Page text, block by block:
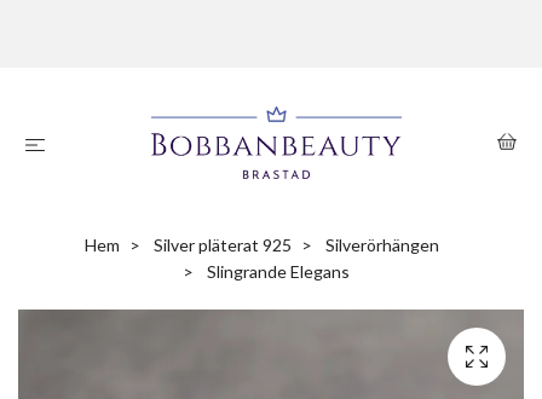
Hem Silver pläterat 925
Silverörhängen
Slingrande Elegans